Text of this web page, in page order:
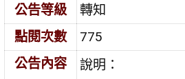
公告等級
轉知
點閱次數
775
公告內容
說明：